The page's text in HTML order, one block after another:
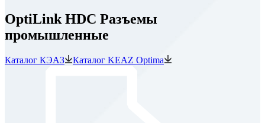
OptiLink HDC Разъемы
промышленные
Каталог КЭАЗ Каталог KEAZ Optima